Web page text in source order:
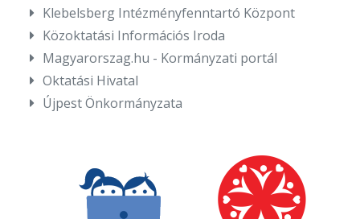
Klebelsberg Intézményfenntartó Központ
Közoktatási Információs Iroda
Magyarorszag.hu - Kormányzati portál
Oktatási Hivatal
Újpest Önkormányzata